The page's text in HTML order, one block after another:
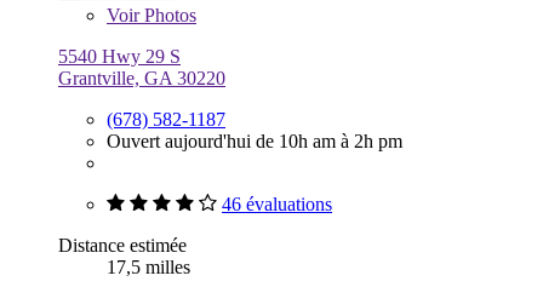
VoirPhotos
5540 Hwy 29 S
Grantville, GA 30220
(678) 582-1187
Ouvert aujourd'hui de 10h am à 2h pm
46 évaluations
Distance estimée
17,5 milles